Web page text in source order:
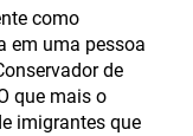
como
em uma pessoa
de
que mais o
imigrantes que